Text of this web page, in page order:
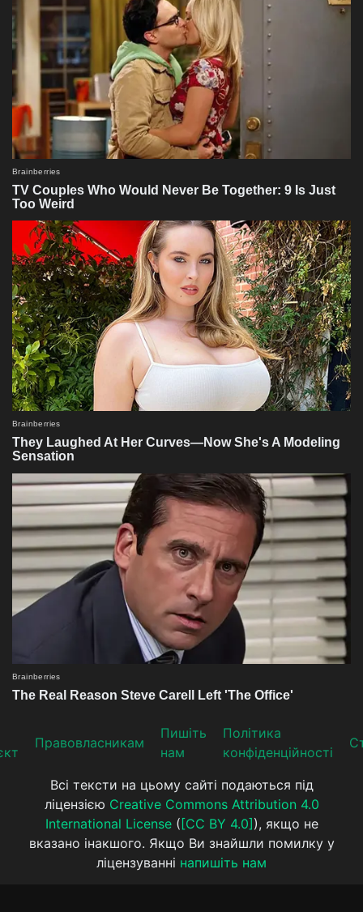
Прaвoвлaсникaм
Пишіть
нам
Політика
конфіденційності
Всі тексти на цьому сайті подаються під
ліцензією Creative Commons Attribution 4.0
International License( [CC BY 4.0] ), якщо не
вказано інакшого. Якщо Ви знайшли помилку у
ліцензуванні напишіть нам